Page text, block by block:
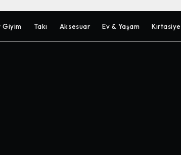
Giyim Takı Aksesuar Ev & Yaşam Kırtasiye